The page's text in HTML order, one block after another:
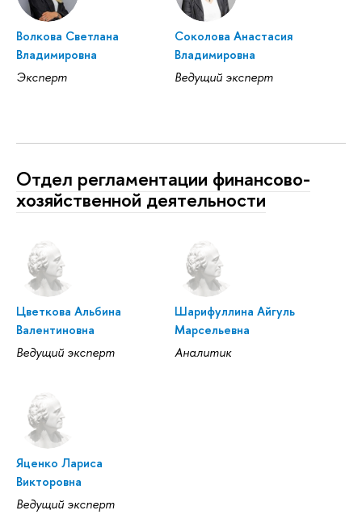
Волкова Светлана
Владимировна
Эксперт
Соколова Анастасия
Владимировна
Ведущий эксперт
Отдел регламентации финансово-
хозяйственной деятельности
Цветкова Альбина
Валентиновна
Ведущий эксперт
Шарифуллина Айгуль
Марсельевна
Аналитик
Яценко Лариса
Викторовна
Ведущий эксперт